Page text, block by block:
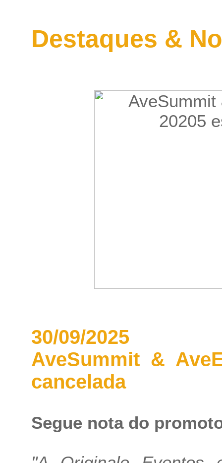
Destaques &
30/09/2025
AveSummit &
cancelada
Segue nota do